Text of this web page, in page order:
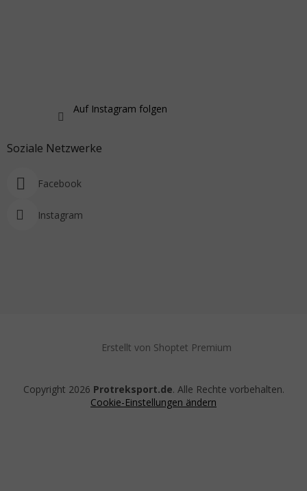
Auf Instagram folgen
Soziale Netzwerke
Facebook
Instagram
Erstellt von Shoptet Premium
Copyright 2026 Protreksport.de. Alle Rechte vorbehalten.
Cookie-Einstellungen ändern